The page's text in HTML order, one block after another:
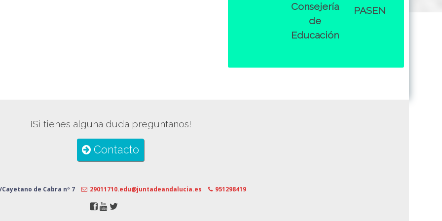
Consejería
de
Educación
PASEN
¡Si tienes alguna duda preguntanos!
Contacto
Cayetano de Cabra nº 7 29011710.edu@juntadeandalucia.es 951298419